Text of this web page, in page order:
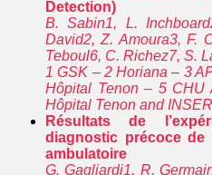
Detection)
B. Sabin1, L.
David2, Z. Amoura3, F.
Teboul6, C. Richez7, S.
1 GSK – 2 Horiana – 3
Hôpital Tenon – 5 CHU
Hôpital Tenon and
Résultats de
diagnostic précoce de
ambulatoire
G. Gagliardi1, R.